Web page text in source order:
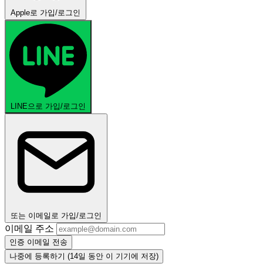
Apple로 가입/로그인
LINE으로 가입/로그인
또는 이메일로 가입/로그인
이메일 주소
인증 이메일 전송
나중에 등록하기 (14일 동안 이 기기에 저장)